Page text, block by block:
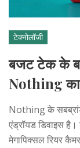
टेक्नोलॉजी
बजट टेक के
Nothing
Nothing के
एंड्रॉयड डिवाइस
मेगापिक्सल रियर